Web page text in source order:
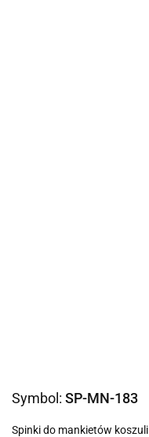
Symbol: SP-MN-183
Spinki do mankietów koszuli